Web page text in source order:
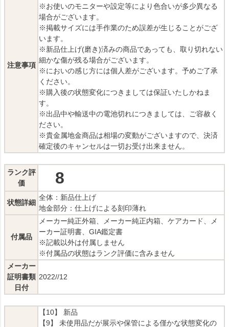
注意事項
※お使いのモニターや設定等により色合いが多少異なる
場合がございます。
※掲載サイズには手作業のため誤差が生じることがござ
います。
※新品仕上げ(磨き)済みの商品であっても、取り切れない
細かな傷が残る場合がございます。
※においの感じ方には個人差がございます。予めご了承
ください。
※購入後の状態変化につきましては保証いたしかねま
す。
※出品中や輸送中の電池切れにつきましては、ご容赦く
ださい。
※貴金属地金商品は相場の変動がございますので、決済
確定後のキャンセルは一切お受け出来ません。
ランク評
価
8
状態詳細
全体：新品仕上げ
地金部分：仕上げによる刻印薄れ
付属品
メーカー純正外箱、メーカー純正内箱、ケアカード、メ
ーカー証明書、GIA鑑定書
※記載以外は付属しません
※付属品の状態はランク評価に含みません
メーカー
証明書類
日付
2022//12
【10】 新品
【9】 未使用品だが展示や保管による僅かな状態変化の